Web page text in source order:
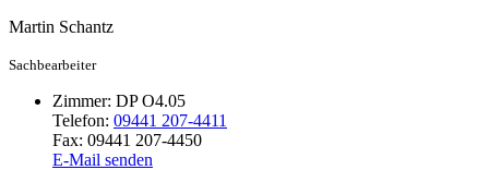
Martin Schantz
Sachbearbeiter
Zimmer: DP O4.05
Telefon: 09441 207-4411
Fax: 09441 207-4450
E-Mail senden